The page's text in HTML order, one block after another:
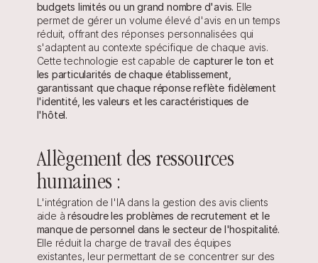
budgets limités ou un grand nombre d'avis. Elle
permet de gérer un volume élevé d'avis en un temps
réduit, offrant des réponses personnalisées qui
s'adaptent au contexte spécifique de chaque avis.
Cette technologie est capable de capturer le ton et
les particularités de chaque établissement,
garantissant que chaque réponse reflète fidèlement
l'identité, les valeurs et les caractéristiques de
l'hôtel.
Allègement des ressources
humaines :
L'intégration de l'IA dans la gestion des avis clients
aide à résoudre les problèmes de recrutement et le
manque de personnel dans le secteur de l'hospitalité.
Elle réduit la charge de travail des équipes
existantes, leur permettant de se concentrer sur des